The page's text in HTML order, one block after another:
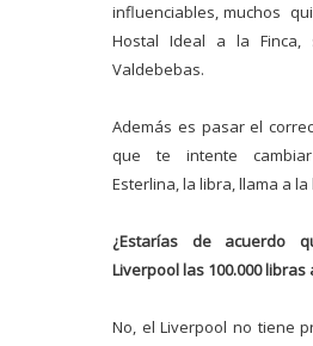
influenciables, muchos
Hostal Ideal a la Finca,
Valdebebas.
Además es pasar el
que te intente
Esterlina, la libra, llama a la
¿Estarías de acuerdo
Liverpool las 100.000 libras
No, el Liverpool no tiene